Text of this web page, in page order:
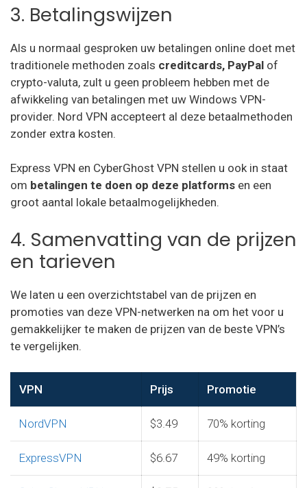
3. Betalingswijzen
Als u normaal gesproken uw betalingen online doet met
traditionele methoden zoals creditcards, PayPal of
crypto-valuta, zult u geen probleem hebben met de
afwikkeling van betalingen met uw Windows VPN-
provider. Nord VPN accepteert al deze betaalmethoden
zonder extra kosten.
Express VPN en CyberGhost VPN stellen u ook in staat
om betalingen te doen op deze platforms en een
groot aantal lokale betaalmogelijkheden.
4. Samenvatting van de prijzen
en tarieven
We laten u een overzichtstabel van de prijzen en
promoties van deze VPN-netwerken na om het voor u
gemakkelijker te maken de prijzen van de beste VPN’s
te vergelijken.
VPN Prijs Promotie
NordVPN $3.49 70% korting
ExpressVPN $6.67 49% korting